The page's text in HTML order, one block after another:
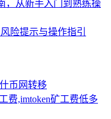
，从新手入门到熟练操
险提示与操作指引
币网转移
费,imtoken矿工费低多